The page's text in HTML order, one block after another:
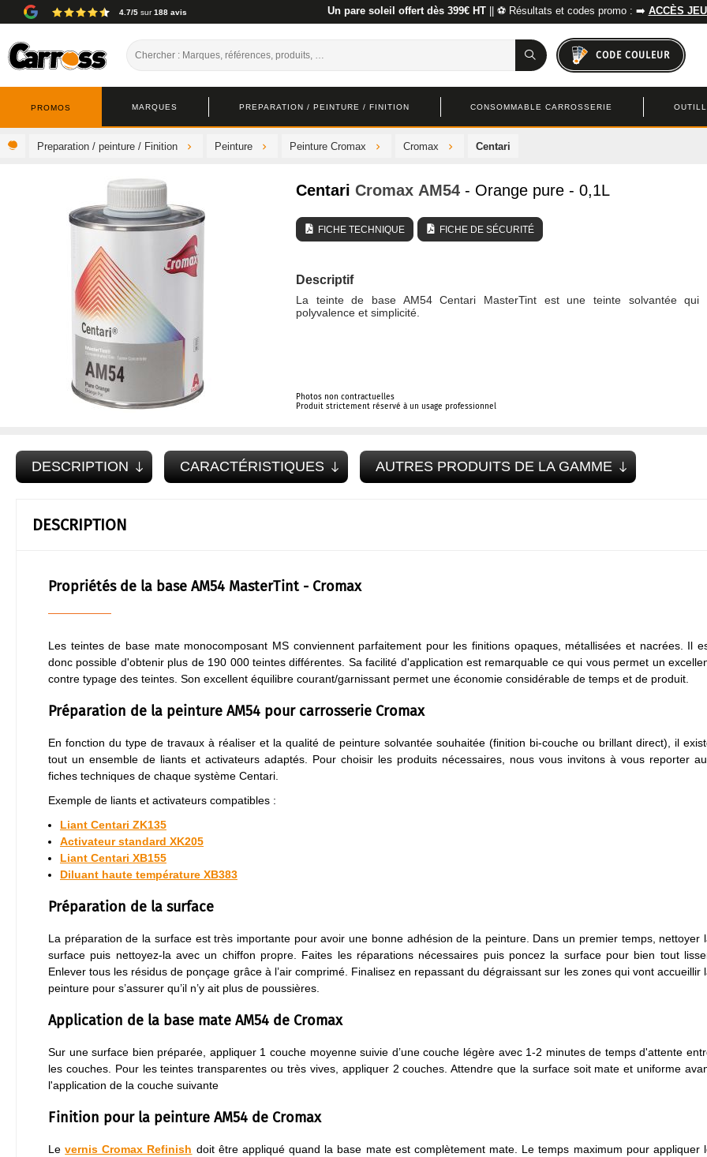
4.7/5 sur188 avis Un pare soleil offert dès 399€ HT|| ⚽ Résultats et codes promo : ➡️ ACCÈS
CODE COULEUR
PREPARATION / PEINTURE / FINITION CONSOMMABLE CARROSSERIE
MARQUES
PROMOS
Preparation / peinture / Finition Peinture Peinture Cromax Cromax Centari
Centari Cromax AM54 - Orange pure - 0,1L
FICHE TECHNIQUE FICHE DE SÉCURITÉ
Descriptif
La teinte de base AM54 Centari MasterTint est une teinte solvantée qui
polyvalence et simplicité.
Photos non contractuelles
Produit strictement réservé à un usage professionnel
DESCRIPTION CARACTÉRISTIQUES AUTRES PRODUITS DE LA GAMME
DESCRIPTION
Propriétés de la base AM54 MasterTint - Cromax
Les teintes de base mate monocomposant MS conviennent parfaitement pour les finitions opaques, métallisées et nacrées. Il
donc possible d'obtenir plus de 190 000 teintes différentes. Sa facilité d'application est remarquable ce qui vous permet un
contre typage des teintes. Son excellent équilibre courant/garnissant permet une économie considérable de temps et de produit.
Préparation de la peinture AM54 pour carrosserie Cromax
En fonction du type de travaux à réaliser et la qualité de peinture solvantée souhaitée (finition bi-couche ou brillant direct), il
tout un ensemble de liants et activateurs adaptés. Pour choisir les produits nécessaires, nous vous invitons à vous reporter
fiches techniques de chaque système Centari.
Exemple de liants et activateurs compatibles :
Liant Centari ZK135
Activateur standard XK205
Liant Centari XB155
Diluant haute température XB383
Préparation de la surface
La préparation de la surface est très importante pour avoir une bonne adhésion de la peinture. Dans un premier temps, nettoyer
surface puis nettoyez-la avec un chiffon propre. Faites les réparations nécessaires puis poncez la surface pour bien tout
Enlever tous les résidus de ponçage grâce à l’air comprimé. Finalisez en repassant du dégraissant sur les zones qui vont accueillir
peinture pour s’assurer qu’il n’y ait plus de poussières.
Application de la base mate AM54 de Cromax
Sur une surface bien préparée, appliquer 1 couche moyenne suivie d’une couche légère avec 1-2 minutes de temps d'attente
les couches. Pour les teintes transparentes ou très vives, appliquer 2 couches. Attendre que la surface soit mate et uniforme
l'application de la couche suivante
Finition pour la peinture AM54 de Cromax
Levernis Cromax Refinish doit être appliqué quand la base mate est complètement mate. Le temps maximum pour appliquer